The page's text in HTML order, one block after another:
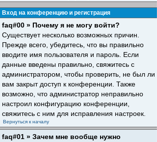
Вход на конференцию и регистрация
faq#00 » Почему я не могу войти?
Существует несколько возможных причин.
Прежде всего, убедитесь, что вы правильно
вводите имя пользователя и пароль. Если
данные введены правильно, свяжитесь с
администратором, чтобы проверить, не был ли
вам закрыт доступ к конференции. Также
возможно, что администратор неправильно
настроил конфигурацию конференции,
свяжитесь с ним для исправления настроек.
Вернуться к началу
faq#01 » Зачем мне вообще нужно